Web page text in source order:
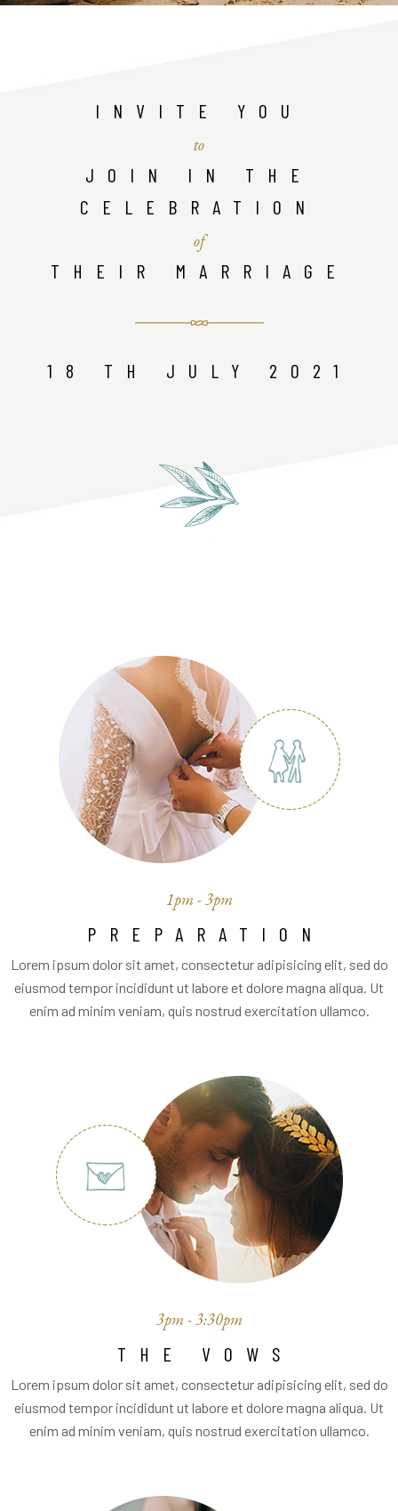
INVITE YOU
to
JOIN IN THE
CELEBRATION
of
THEIR MARRIAGE
18 TH JULY 2021
PREPARATION
1pm - 3pm
Lorem ipsum dolor sit amet, consectetur adipisicing elit, sed do
eiusmod tempor incididunt ut labore et dolore magna aliqua. Ut
enim ad minim veniam, quis nostrud exercitation ullamco.
THE VOWS
3pm - 3:30pm
Lorem ipsum dolor sit amet, consectetur adipisicing elit, sed do
eiusmod tempor incididunt ut labore et dolore magna aliqua. Ut
enim ad minim veniam, quis nostrud exercitation ullamco.